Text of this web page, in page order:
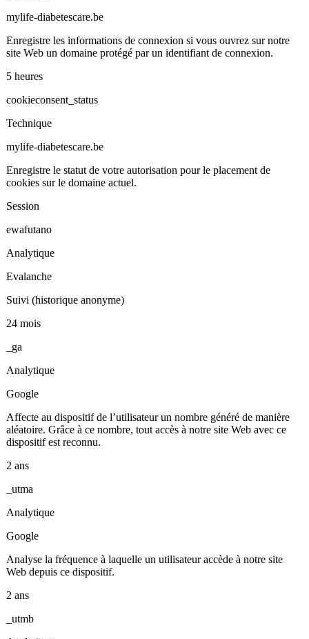
mylife-diabetescare.be
Enregistre les informations de connexion si vous ouvrez sur notre
site Web un domaine protégé par un identifiant de connexion.
5 heures
cookieconsent_status
Technique
mylife-diabetescare.be
Enregistre le statut de votre autorisation pour le placement de
cookies sur le domaine actuel.
Session
ewafutano
Analytique
Evalanche
Suivi (historique anonyme)
24 mois
_ga
Analytique
Google
Affecte au dispositif de l’utilisateur un nombre généré de manière
aléatoire. Grâce à ce nombre, tout accès à notre site Web avec ce
dispositif est reconnu.
2 ans
_utma
Analytique
Google
Analyse la fréquence à laquelle un utilisateur accède à notre site
Web depuis ce dispositif.
2 ans
_utmb